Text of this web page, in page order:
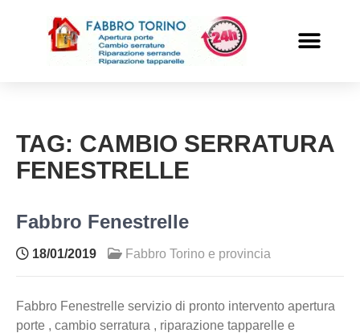
TAG: CAMBIO SERRATURA
FENESTRELLE
Fabbro Fenestrelle
18/01/2019 Fabbro Torino e provincia
Fabbro Fenestrelle servizio di pronto intervento apertura
porte , cambio serratura , riparazione tapparelle e